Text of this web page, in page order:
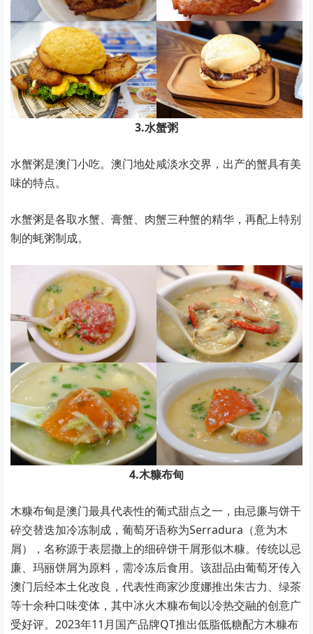
3.水蟹粥
水蟹粥是澳门小吃。澳门地处咸淡水交界，出产的蟹具有美
味的特点。
水蟹粥是各取水蟹、膏蟹、肉蟹三种蟹的精华，再配上特别
制的蚝粥制成。
4.木糠布甸
木糠布甸是澳门最具代表性的葡式甜点之一，由忌廉与饼干
碎交替迭加冷冻制成，葡萄牙语称为Serradura（意为木
屑），名称源于表层撒上的细碎饼干屑形似木糠。传统以忌
廉、玛丽饼屑为原料，需冷冻后食用。该甜品由葡萄牙传入
澳门后经本土化改良，代表性商家沙度娜推出朱古力、绿茶
等十余种口味变体，其中冰火木糠布甸以冷热交融的创意广
受好评。2023年11月国产品牌QT推出低脂低糖配方木糠布